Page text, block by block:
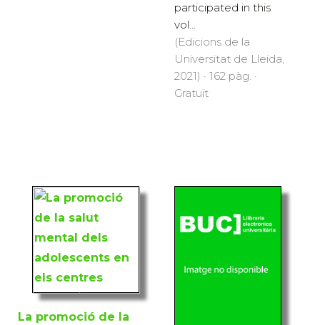
participated in this
vol...
(Edicions de la
Universitat de Lleida,
2021) · 162 pàg. ·
Gratuït
La promoció de la